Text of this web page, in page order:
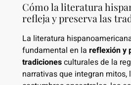
Cómo la literatura
refleja y preserva las
La literatura
fundamental en la reflexión y
tradicionesculturales de la
narrativas que integran mitos,